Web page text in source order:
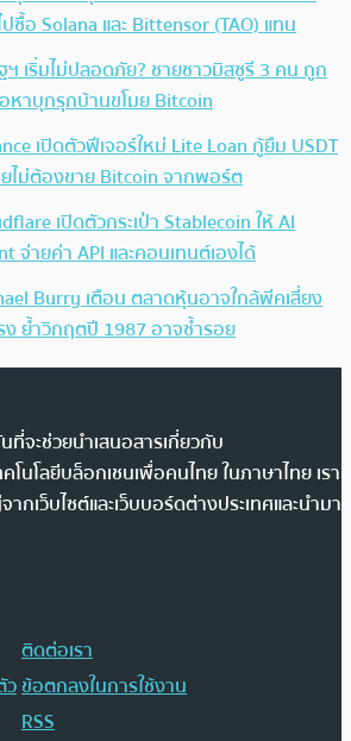
ซื้อ Solana และ Bittensor (TAO) แทน
ฯ เริ่มไม่ปลอดภัย? ชายชาวมิสซูรี 3 คน ถูก
หาบุกรุกบ้านขโมย Bitcoin
เปิดตัวฟีเจอร์ใหม่ Lite Loan กู้ยืม USDT
ยไม่ต้องขาย Bitcoin จากพอร์ต
เปิดตัวกระเป๋า Stablecoin ให้ AI
จ่ายค่า API และคอนเทนต์เองได้
Burry เตือน ตลาดหุ้นอาจใกล้พีคเสี่ยง
ง ย้ำวิกฤตปี 1987 อาจซ้ำรอย
จะช่วยนำเสนอสารเกี่ยวกับ
โนโลยีบล็อกเชนเพื่อคนไทย ในภาษาไทย เรา
เว็บไซต์และเว็บบอร์ดต่างประเทศและนำมา
ติดต่อเรา
วข้อตกลงในการใช้งาน
RSS